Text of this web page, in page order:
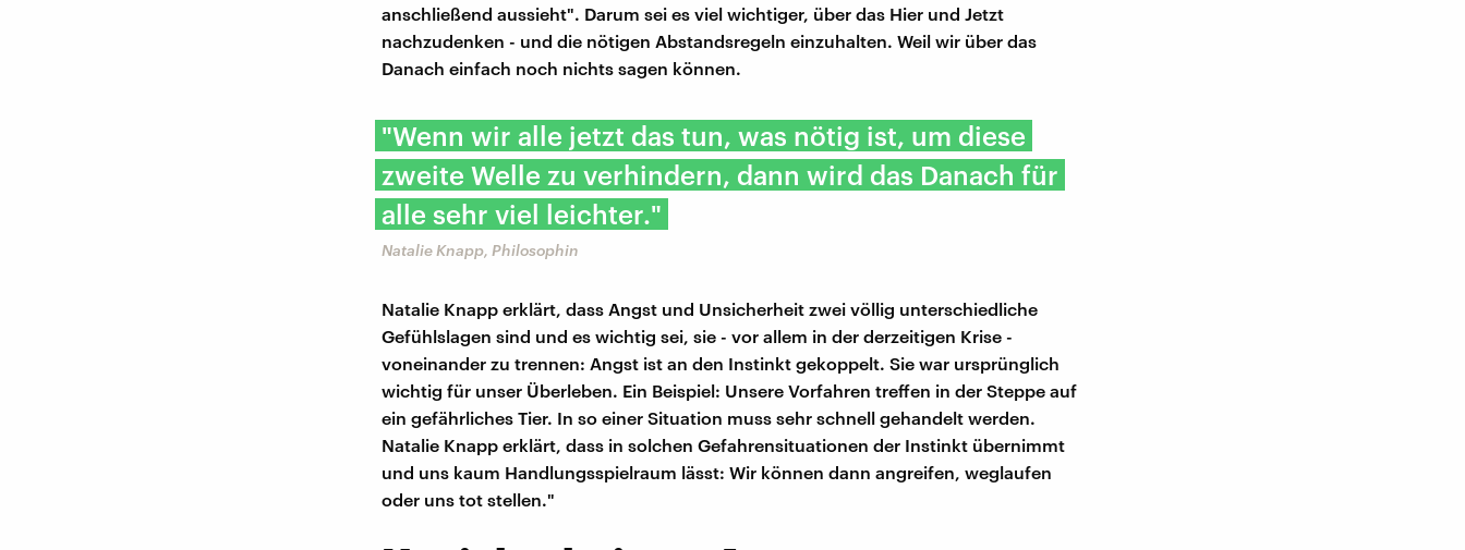
anschließend aussieht". Darum sei es viel wichtiger, über das Hier und Jetzt
nachzudenken - und die nötigen Abstandsregeln einzuhalten. Weil wir über das
Danach einfach noch nichts sagen können.
"Wenn wir alle jetzt das tun, was nötig ist, um diese
zweite Welle zu verhindern, dann wird das Danach für
alle sehr viel leichter."
Natalie Knapp, Philosophin
Natalie Knapp erklärt, dass Angst und Unsicherheit zwei völlig unterschiedliche
Gefühlslagen sind und es wichtig sei, sie - vor allem in der derzeitigen Krise -
voneinander zu trennen: Angst ist an den Instinkt gekoppelt. Sie war ursprünglich
wichtig für unser Überleben. Ein Beispiel: Unsere Vorfahren treffen in der Steppe auf
ein gefährliches Tier. In so einer Situation muss sehr schnell gehandelt werden.
Natalie Knapp erklärt, dass in solchen Gefahrensituationen der Instinkt übernimmt
und uns kaum Handlungsspielraum lässt: Wir können dann angreifen, weglaufen
oder uns tot stellen."